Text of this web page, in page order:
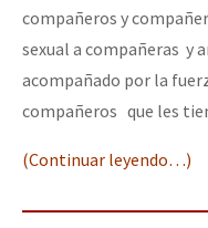
compañeros y
sexual a compañeras y
acompañado por la
compañeros que les
(Continuar leyendo…)